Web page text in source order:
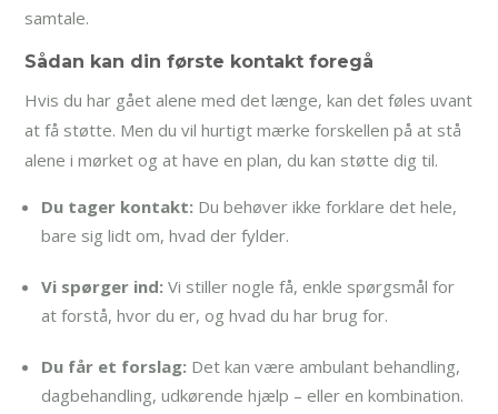
samtale.
Sådan kan din første kontakt foregå
Hvis du har gået alene med det længe, kan det føles uvant
at få støtte. Men du vil hurtigt mærke forskellen på at stå
alene i mørket og at have en plan, du kan støtte dig til.
Du tager kontakt: Du behøver ikke forklare det hele,
bare sig lidt om, hvad der fylder.
Vi spørger ind: Vi stiller nogle få, enkle spørgsmål for
at forstå, hvor du er, og hvad du har brug for.
Du får et forslag: Det kan være ambulant behandling,
dagbehandling, udkørende hjælp – eller en kombination.